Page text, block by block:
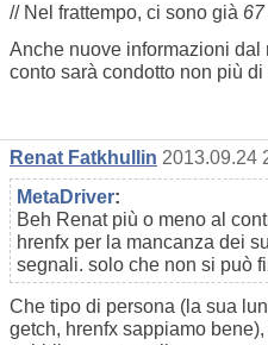
// Nel frattempo, ci sono già
Anche nuove informazioni dal
conto sarà condotto non più di
Renat Fatkhullin 2013.09.24
MetaDriver:
Beh Renat più o meno al
hrenfx per la mancanza dei
segnali. solo che non si può
Che tipo di persona (la sua
getch, hrenfx sappiamo